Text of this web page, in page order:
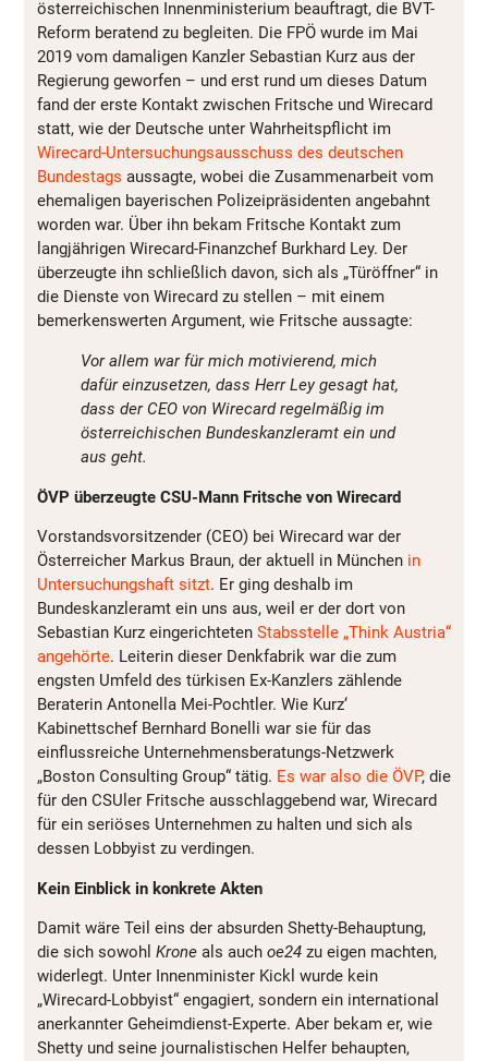
österreichischen Innenministerium beauftragt, die BVT-
Reform beratend zu begleiten. Die FPÖ wurde im Mai
2019 vom damaligen Kanzler Sebastian Kurz aus der
Regierung geworfen – und erst rund um dieses Datum
fand der erste Kontakt zwischen Fritsche und Wirecard
statt, wie der Deutsche unter Wahrheitspflicht im
Wirecard-Untersuchungsausschuss des deutschen
Bundestags aussagte, wobei die Zusammenarbeit vom
ehemaligen bayerischen Polizeipräsidenten angebahnt
worden war. Über ihn bekam Fritsche Kontakt zum
langjährigen Wirecard-Finanzchef Burkhard Ley. Der
überzeugte ihn schließlich davon, sich als „Türöffner“ in
die Dienste von Wirecard zu stellen – mit einem
bemerkenswerten Argument, wie Fritsche aussagte:
Vor allem war für mich motivierend, mich
dafür einzusetzen, dass Herr Ley gesagt hat,
dass der CEO von Wirecard regelmäßig im
österreichischen Bundeskanzleramt ein und
aus geht.
ÖVP überzeugte CSU-Mann Fritsche von Wirecard
Vorstandsvorsitzender (CEO) bei Wirecard war der
Österreicher Markus Braun, der aktuell in München in
Untersuchungshaft sitzt. Er ging deshalb im
Bundeskanzleramt ein uns aus, weil er der dort von
Sebastian Kurz eingerichteten Stabsstelle „Think Austria“
angehörte. Leiterin dieser Denkfabrik war die zum
engsten Umfeld des türkisen Ex-Kanzlers zählende
Beraterin Antonella Mei-Pochtler. Wie Kurz‘
Kabinettschef Bernhard Bonelli war sie für das
einflussreiche Unternehmensberatungs-Netzwerk
„Boston Consulting Group“ tätig. Es war also die ÖVP, die
für den CSUler Fritsche ausschlaggebend war, Wirecard
für ein seriöses Unternehmen zu halten und sich als
dessen Lobbyist zu verdingen.
Kein Einblick in konkrete Akten
Damit wäre Teil eins der absurden Shetty-Behauptung,
die sich sowohl Krone als auch oe24 zu eigen machten,
widerlegt. Unter Innenminister Kickl wurde kein
„Wirecard-Lobbyist“ engagiert, sondern ein international
anerkannter Geheimdienst-Experte. Aber bekam er, wie
Shetty und seine journalistischen Helfer behaupten,